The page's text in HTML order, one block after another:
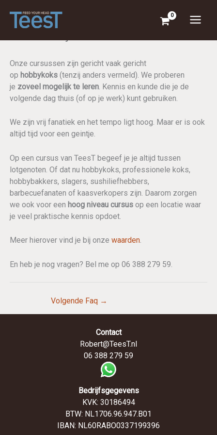
naar
inhoud
Onze cursussen zijn gericht vaak gericht
op hobbykoks (tenzij anders vermeld). We proberen
je zoveel mogelijk te leren . Kennis en kunde die je de
volgende dag thuis (of op je werk) kunt gebruiken.
We zijn vrij fanatiek en het tempo ligt hoog. Maar er is ook
altijd tijd voor een geintje.
Op een cursus van TeesT begeef je je altijd tussen
lotgenoten. Of dat nu hobbykoks, professionele koks,
hobbybakkers, slagers, sushiliefhebbers,
barbecuefanaten of kaasverkopers zijn. Daarom zorgen
we ook voor een hoog niveau cursus op een locatie waar
je veel praktische kennis opdoet.
Meer hierover vind je bij onze waarden.
En heb je nog vragen? Bel me op 06 388 279 59.
Volgende Faq →
Contact
Robert@TeesT.nl
06 388 279 59
Bedrijfsgegevens
KVK: 30186494
BTW: NL1706.96.947.B01
IBAN: NL60RABO0337199396